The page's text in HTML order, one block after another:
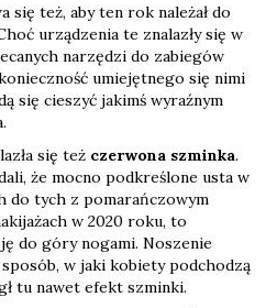
się też, aby ten rok należał do
urządzenia te znalazły się w
narzędzi do zabiegów
umiejętnego się nimi
się cieszyć jakimś wyraźnym
się też czerwona szminka.
że mocno podkreślone usta w
do tych z pomarańczowym
w 2020 roku, to
do góry nogami. Noszenie
sposób, w jaki kobiety podchodzą
tu nawet efekt szminki.